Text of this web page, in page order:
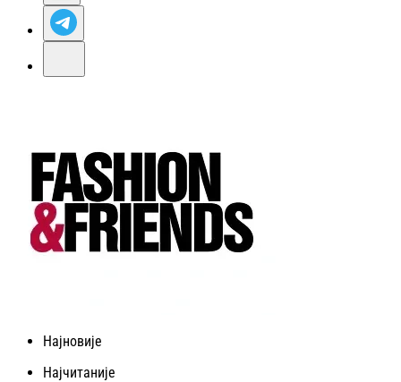
Најновије
Најчитаније